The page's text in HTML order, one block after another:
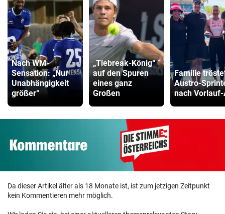
Nach WM-
Sensation: „Nur
Unabhängigkeit
größer“
„Tiebreak-König“
auf den Spuren
eines ganz
Großen
Familie
Austro-
nach
Da dieser Artikel älter als 18 Monate ist, ist zum jetzigen Zeitpunkt
kein Kommentieren mehr möglich.